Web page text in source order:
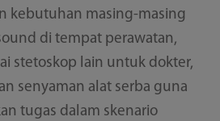
kebutuhan masing-masing
di tempat perawatan,
stetoskop lain untuk dokter,
senyaman alat serba guna
tugas dalam skenario